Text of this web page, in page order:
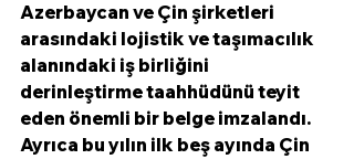
Azerbaycan ve Çin şirketleri
arasındaki lojistik ve taşımacılık
alanındaki iş birliğini
derinleştirme taahhüdünü teyit
eden önemli bir belge imzalandı.
Ayrıca bu yılın ilk beş ayında Çin